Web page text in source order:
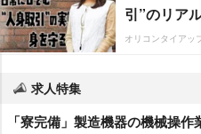
引”のリア
オリコンタイアッ
求人特集
「寮完備」製造機器の機械操